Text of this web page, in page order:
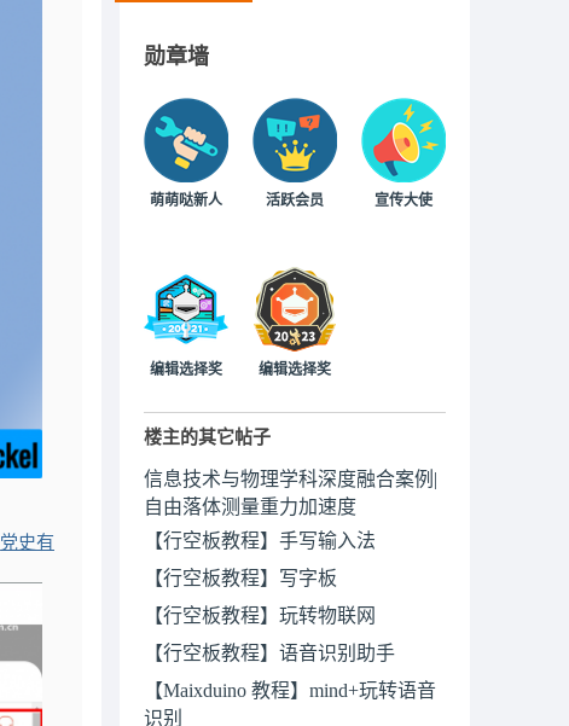
党史有
勋章墙
萌萌哒新人 活跃会员 宣传大使
编辑选择奖 编辑选择奖
楼主的其它帖子
信息技术与物理学科深度融合案例|
自由落体测量重力加速度
【行空板教程】手写输入法
【行空板教程】写字板
【行空板教程】玩转物联网
【行空板教程】语音识别助手
【Maixduino 教程】mind+玩转语音
识别